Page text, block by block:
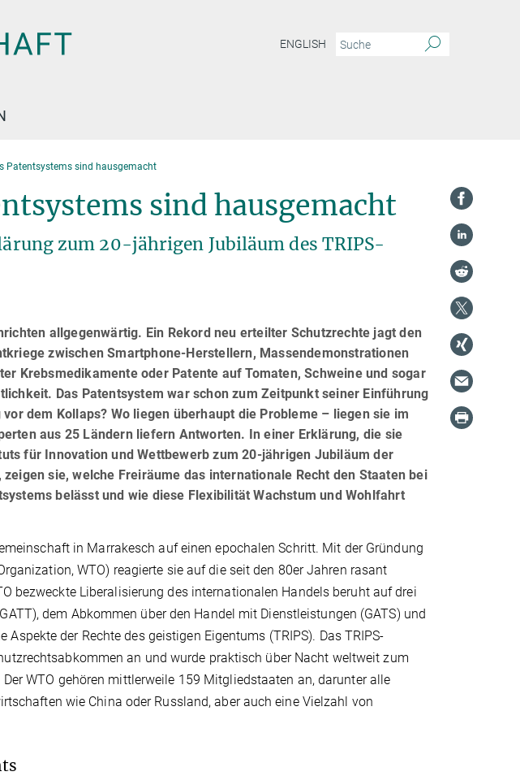
ENGLISH
Patentsystems sind hausgemacht
sind hausgemacht
zum 20-jährigen Jubiläum des TRIPS-
allgegenwärtig. Ein Rekord neu erteilter Schutzrechte jagt den
zwischen Smartphone-Herstellern, Massendemonstrationen
Krebsmedikamente oder Patente auf Tomaten, Schweine und sogar
Das Patentsystem war schon zum Zeitpunkt seiner Einführung
dem Kollaps? Wo liegen überhaupt die Probleme – liegen sie im
aus 25 Ländern liefern Antworten. In einer Erklärung, die sie
für Innovation und Wettbewerb zum 20-jährigen Jubiläum der
sie, welche Freiräume das internationale Recht den Staaten bei
belässt und wie diese Flexibilität Wachstum und Wohlfahrt
in Marrakesch auf einen epochalen Schritt. Mit der Gründung
WTO) reagierte sie auf die seit den 80er Jahren rasant
bezweckte Liberalisierung des internationalen Handels beruht auf drei
dem Abkommen über den Handel mit Dienstleistungen (GATS) und
der Rechte des geistigen Eigentums (TRIPS). Das TRIPS-
an und wurde praktisch über Nacht weltweit zum
WTO gehören mittlerweile 159 Mitgliedstaaten an, darunter alle
wie China oder Russland, aber auch eine Vielzahl von